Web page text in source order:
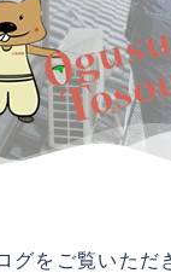
グをご覧いただ